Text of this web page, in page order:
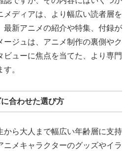
メディアは、より幅広い読者層を
最新アニメの紹介や特集、付録が
ージュは、アニメ制作の裏側やク
ビューに焦点を当てた、より専門
。
合わせた選び方
から大人まで幅広い年齢層に支持
ニメキャラクターのグッズやイラ